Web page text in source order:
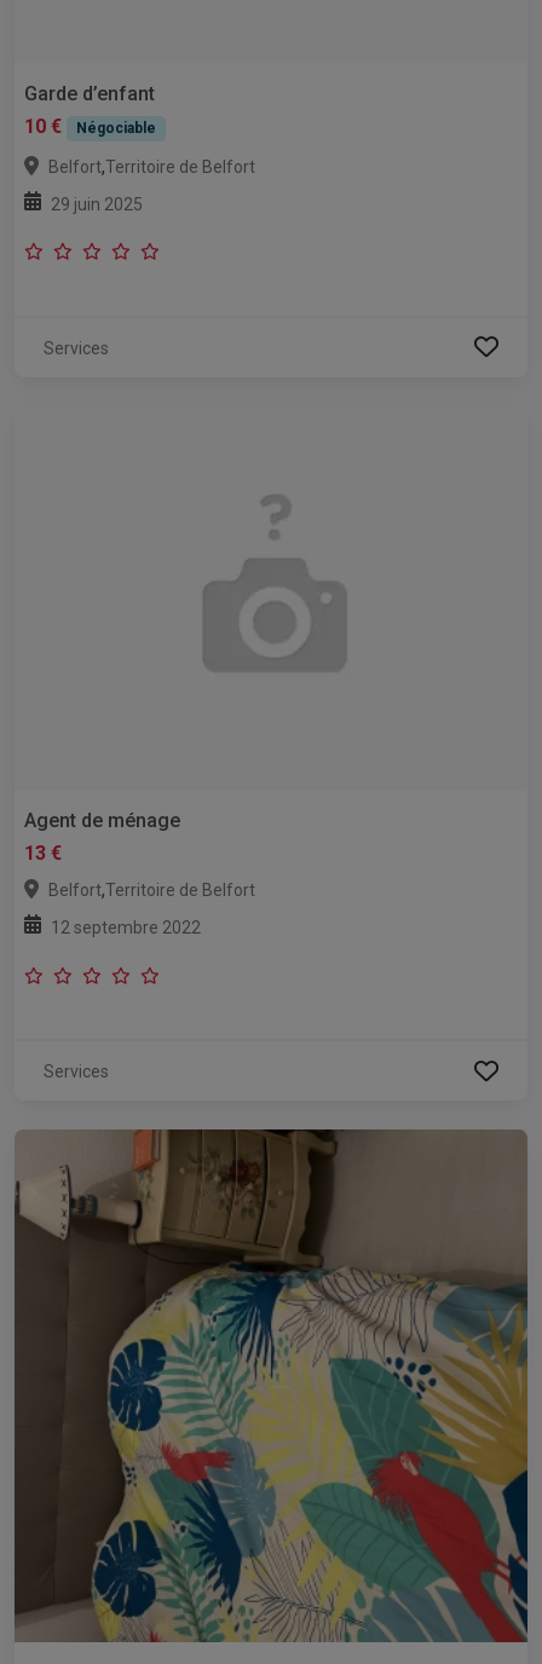
Garde d’enfant
10 €
Négociable
Belfort,Territoire de Belfort
29 juin 2025
Services
Agent de ménage
13 €
Belfort,Territoire de Belfort
12 septembre 2022
Services